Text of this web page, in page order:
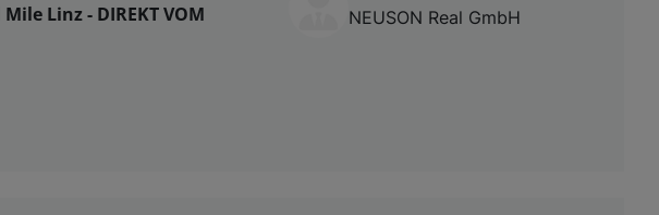
Linz - DIREKT VOM
NEUSON Real GmbH